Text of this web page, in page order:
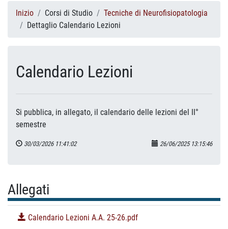
Inizio Corsi di Studio
Tecniche di Neurofisiopatologia
Dettaglio Calendario Lezioni
Calendario Lezioni
Si pubblica, in allegato, il calendario delle lezioni del II°
semestre
30/03/2026 11:41:02 26/06/2025 13:15:46
Allegati
Calendario Lezioni A.A. 25-26.pdf